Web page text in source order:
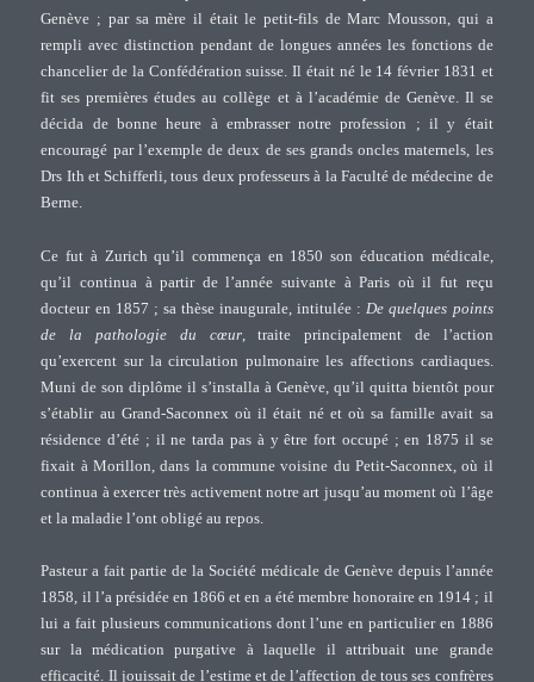
Genève ; par sa mère il était le petit-fils de Marc Mousson, qui a
rempli avec distinction pendant de longues années les fonctions de
chancelier de la Confédération suisse. Il était né le 14 février 1831 et
fit ses premières études au collège et à l’académie de Genève. Il se
décida de bonne heure à embrasser notre profession ; il y était
encouragé par l’exemple de deux de ses grands oncles maternels, les
Drs Ith et Schifferli, tous deux professeurs à la Faculté de médecine de
Berne.
Ce fut à Zurich qu’il commença en 1850 son éducation médicale,
qu’il continua à partir de l’année suivante à Paris où il fut reçu
docteur en 1857 ; sa thèse inaugurale, intitulée : De quelques points
de la pathologie du cœur, traite principalement de l’action
qu’exercent sur la circulation pulmonaire les affections cardiaques.
Muni de son diplôme il s’installa à Genève, qu’il quitta bientôt pour
s’établir au Grand-Saconnex où il était né et où sa famille avait sa
résidence d’été ; il ne tarda pas à y être fort occupé ; en 1875 il se
fixait à Morillon, dans la commune voisine du Petit-Saconnex, où il
continua à exercer très activement notre art jusqu’au moment où l’âge
et la maladie l’ont obligé au repos.
Pasteur a fait partie de la Société médicale de Genève depuis l’année
1858, il l’a présidée en 1866 et en a été membre honoraire en 1914 ; il
lui a fait plusieurs communications dont l’une en particulier en 1886
sur la médication purgative à laquelle il attribuait une grande
efficacité. Il jouissait de l’estime et de l’affection de tous ses confrères